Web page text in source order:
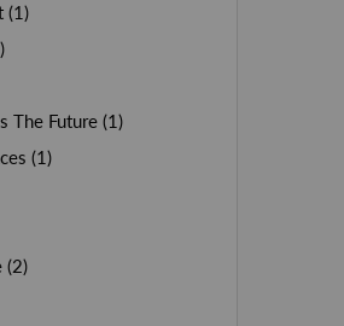
(1)
The Future (1)
(1)
(2)